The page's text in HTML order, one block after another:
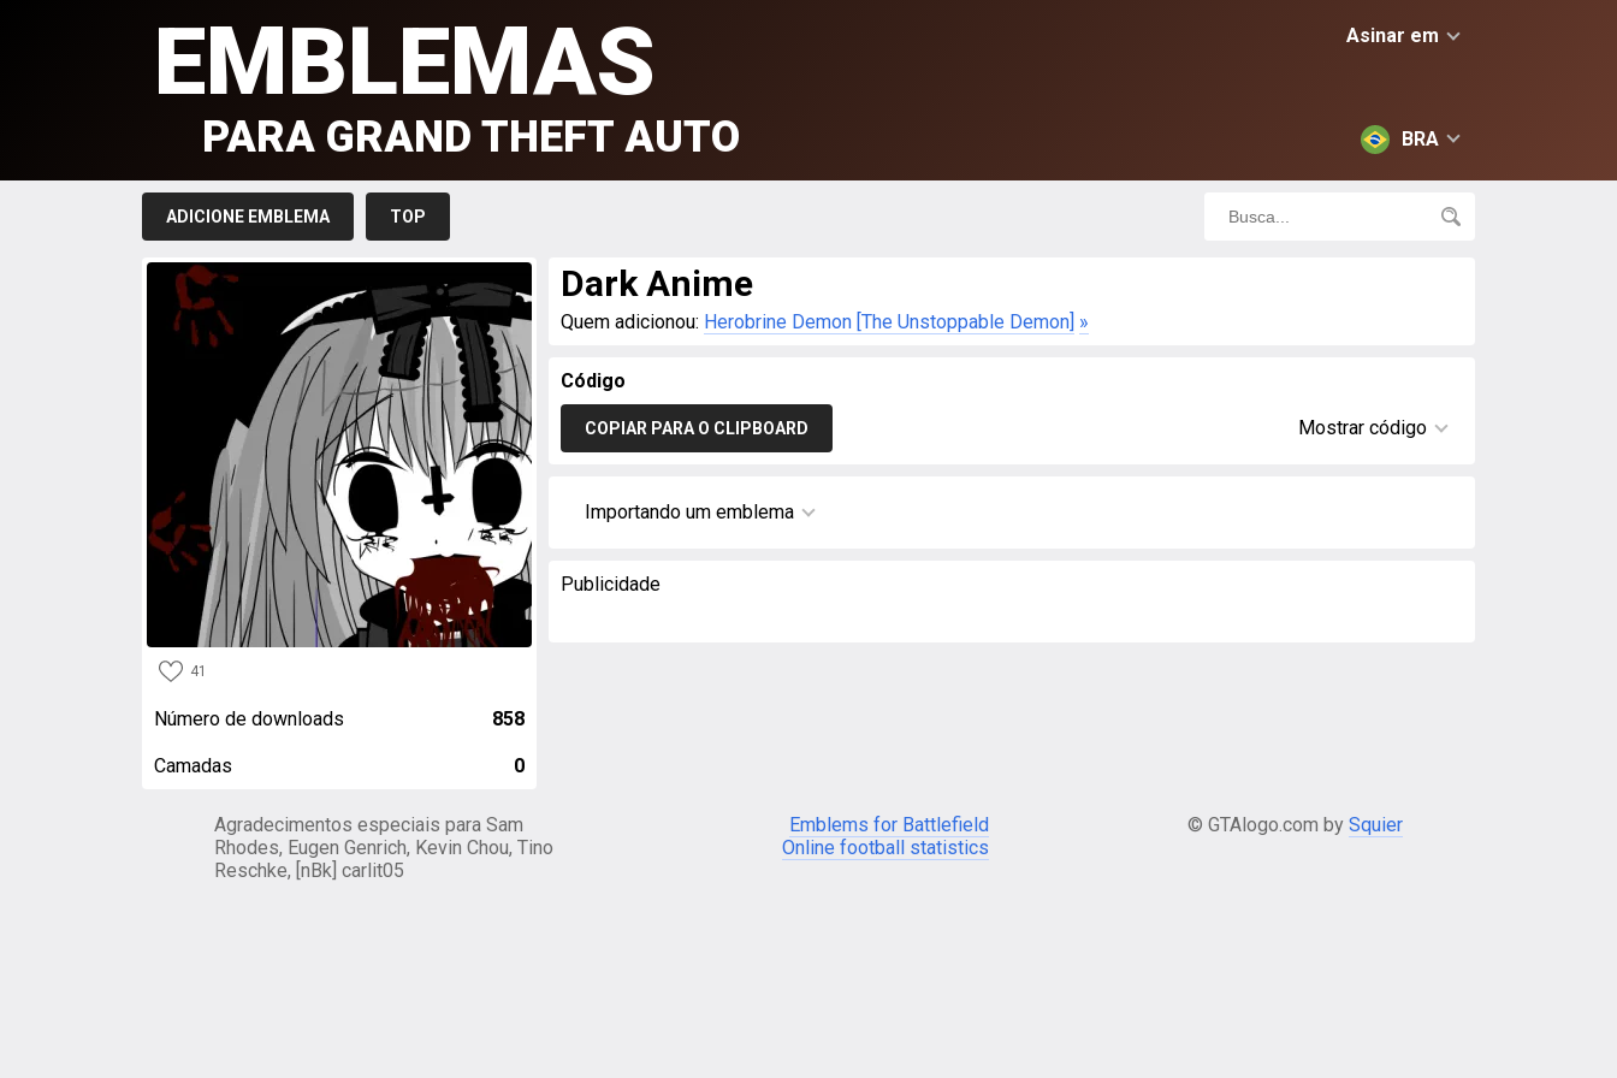
Asinar em
BRA
EMBLEMAS
PARA GRAND THEFT AUTO
ADICIONE EMBLEMA TOP
41
Número de downloads 858
Camadas 0
Dark Anime
Quem adicionou: Herobrine Demon [The Unstoppable Demon] »
Código
COPIAR PARA O CLIPBOARD Mostrar código
Importando um emblema
Publicidade
Agradecimentos especiais para Sam
Rhodes, Eugen Genrich, Kevin Chou, Tino
Reschke, [nBk] carlit05
Emblems for Battlefield
Online football statistics
© GTAlogo.com by Squier